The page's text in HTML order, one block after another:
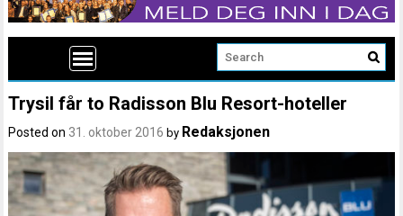
Trysil får to Radisson Blu Resort-hoteller
Posted on 31. oktober 2016 by Redaksjonen